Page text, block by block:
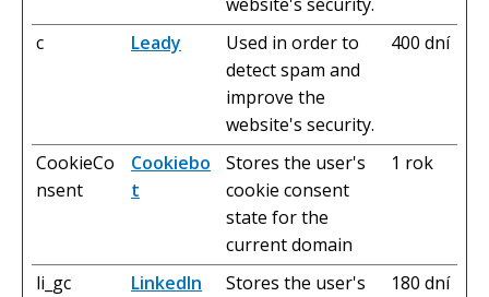
c Leady
Used in order to
detect spam and
improve the
website's security.
400 dní
CookieCo
nsent
Cookiebo
t
Stores the user's
cookie consent
state for the
current domain
1 rok
li_gc LinkedIn
Stores the user's
180 dní